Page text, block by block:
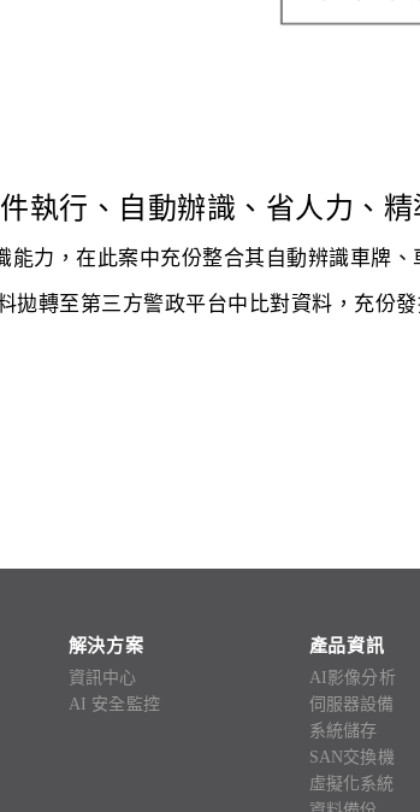
執行、自動辦識、省人力、精
能力，在此案中充份整合其自動辨識車牌
拋轉至第三方警政平台中比對資料，充份
解決方案
資訊中心
AI 安全監控
產品資訊
AI影像分析
伺服器設備
系統儲存
SAN交換機
虛擬化系統